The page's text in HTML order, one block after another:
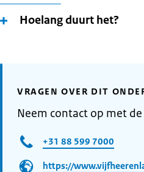
Hoelang duurt het?
VRAGEN OVER DIT
Neem contact op met
+31 88 599 7000
https://